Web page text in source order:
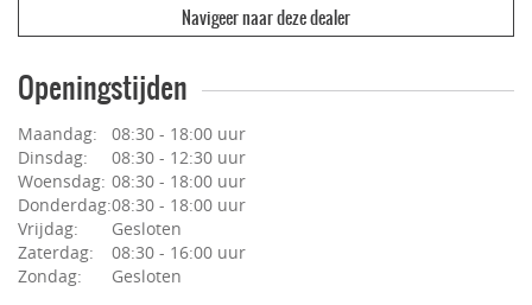
Navigeer naar deze dealer
Openingstijden
Maandag:
08:30 - 18:00 uur
Dinsdag:
08:30 - 12:30 uur
Woensdag: 08:30 - 18:00 uur
Donderdag:08:30 - 18:00 uur
Vrijdag:
Gesloten
Zaterdag:
08:30 - 16:00 uur
Zondag:
Gesloten